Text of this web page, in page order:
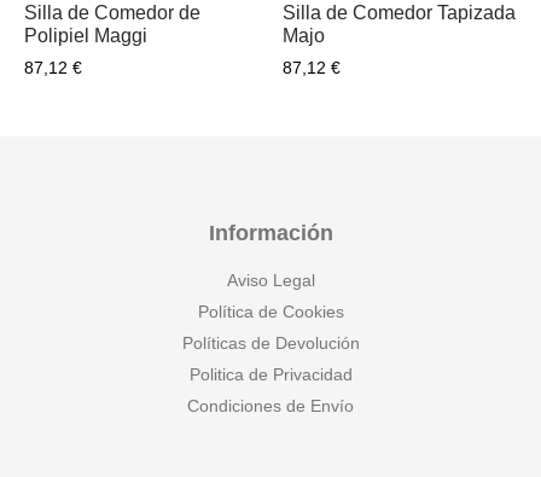
Silla de Comedor de
Polipiel Maggi
87,12 €
Silla de Comedor Tapizada
Majo
87,12 €
Información
Aviso Legal
Política de Cookies
Políticas de Devolución
Politica de Privacidad
Condiciones de Envío